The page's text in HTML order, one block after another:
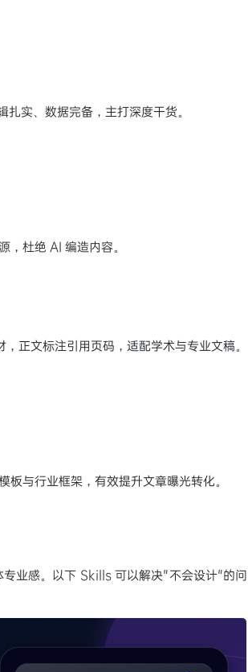
实、数据完备，主打深度干货。
杜绝 AI 编造内容。
文标注引用页码，适配学术与专业文稿。
与行业框架，有效提升文章曝光转化。
业感。以下 Skills 可以解决"不会设计"的问